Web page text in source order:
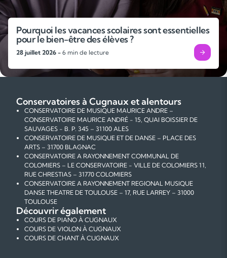
Pourquoi les vacances scolaires sont essentielles
pour le bien-être des élèves ?
28 juillet 2026 - 6 min de lecture
Conservatoires à Cugnaux et alentours
CONSERVATOIRE DE MUSIQUE MAURICE ANDRE –
CONSERVATOIRE MAURICE ANDRÉ - 15, QUAI BOISSIER DE
SAUVAGES - B. P. 345 – 31100 ALES
CONSERVATOIRE DE MUSIQUE ET DE DANSE – PLACE DES
ARTS – 31700 BLAGNAC
CONSERVATOIRE A RAYONNEMENT COMMUNAL DE
COLOMIERS – LE CONSERVATOIRE - VILLE DE COLOMIERS 11,
RUE CHRESTIAS – 31770 COLOMIERS
CONSERVATOIRE A RAYONNEMENT REGIONAL MUSIQUE
DANSE THEATRE DE TOULOUSE – 17, RUE LARREY – 31000
TOULOUSE
Découvrir également
COURS DE PIANO À CUGNAUX
COURS DE VIOLON À CUGNAUX
COURS DE CHANT À CUGNAUX